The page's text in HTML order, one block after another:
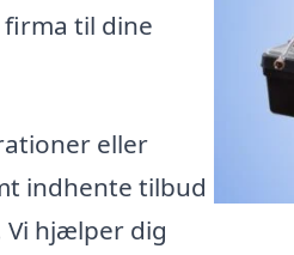
til dine
eller
indhente tilbud
hjælper dig